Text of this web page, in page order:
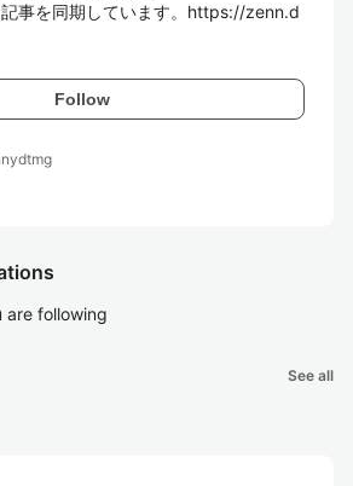
事を同期しています。https://zenn.d
Follow
are following
See all